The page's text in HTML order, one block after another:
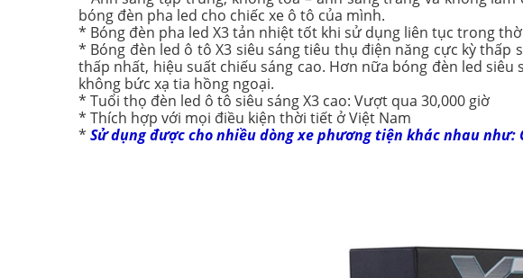
bóng đèn pha led cho chiếc xe ô tô của mình.
* Bóng đèn pha led X3 tản nhiệt tốt khi sử dụng liên tục trong
* Bóng đèn led ô tô X3 siêu sáng tiêu thụ điện năng cực kỳ
thấp nhất, hiệu suất chiếu sáng cao. Hơn nữa bóng đèn led
không bức xạ tia hồng ngoại.
* Tuổi thọ đèn led ô tô siêu sáng X3 cao: Vượt qua 30,000 giờ
* Thích hợp với mọi điều kiện thời tiết ở Việt Nam
* Sử dụng được cho nhiều dòng xe phương tiện khác nhau như: